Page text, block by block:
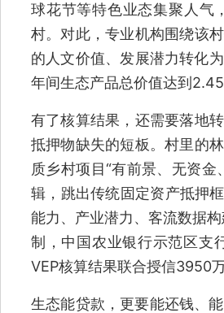
球花节等特色业态集聚人气
村。对此，专业机构围绕该
的人文价值、发展潜力转化
年间生态产品总价值达到2.45
有了核算结果，还需要落地
抵押物缺失的短板。村里的
质乡村项目“有前景、无资
辑，跳出传统固定资产抵押
能力、产业潜力、客流数据
制，中国农业银行示范区支
VEP核算结果联合授信3950万
生态能贷款，更要能还钱、